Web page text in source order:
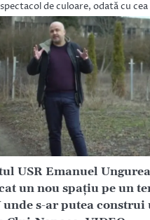
de culoare, odată cu
USR Emanuel
un nou spaţiu pe un
unde s-ar putea construi